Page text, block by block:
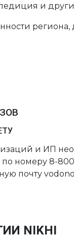
и
региона,
и ИП
номеру 8-
почту
NIKHI